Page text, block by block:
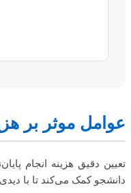
عوامل موثر بر
تعیین دقیق هزینه انجام
دانشجو کمک می‌کند تا با دیدی